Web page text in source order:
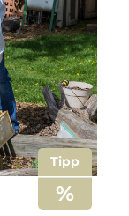
Tipp